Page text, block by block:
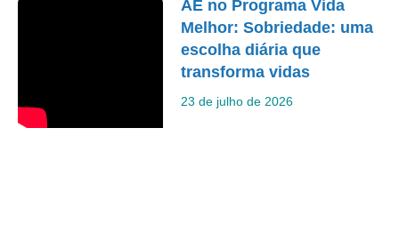
AE no Programa Vida
Melhor: Sobriedade: uma
escolha diária que
transforma vidas
23 de julho de 2026